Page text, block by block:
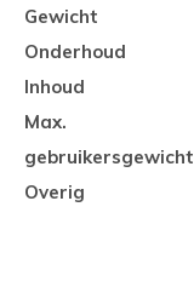
Gewicht
Onderhoud
Inhoud
Max.
gebruikersgewicht
Overig